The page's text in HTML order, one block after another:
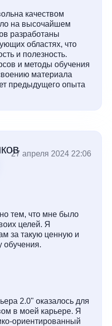
качеством
на высочайшем
разработаны
областях, что
и полезность.
и методы обучения
материала
предыдущего опыта
27 апреля 2024 22:06
тем, что мне было
целей. Я
за такую ценную и
обучения.
2.0" оказалось для
в моей карьере. Я
ориентированный